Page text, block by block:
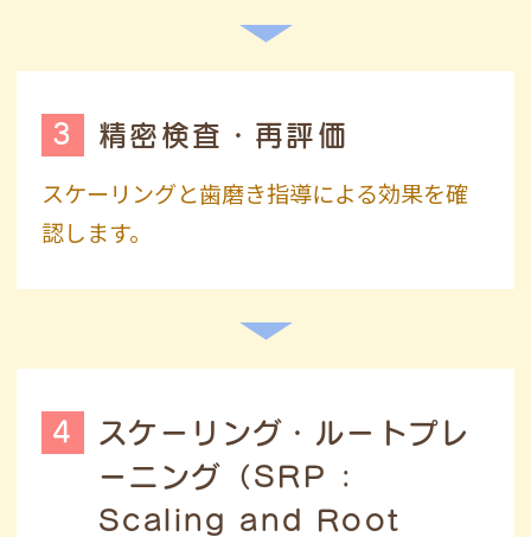
3 精密検査・再評価
スケーリングと歯磨き指導による効果を確
認します。
4
スケーリング・ルートプレ
ーニング （SRP :
Scaling and Root